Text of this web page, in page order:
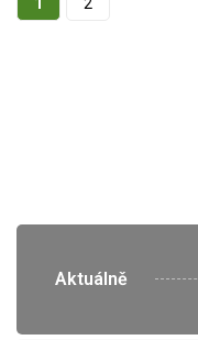
Aktuálně